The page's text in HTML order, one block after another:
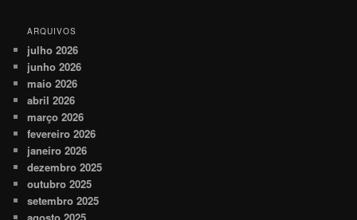
ARQUIVOS
julho 2026
junho 2026
maio 2026
abril 2026
março 2026
fevereiro 2026
janeiro 2026
dezembro 2025
outubro 2025
setembro 2025